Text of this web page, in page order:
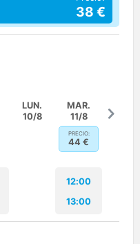
38 €
LUN.
10/8
MAR.
11/8
PRECIO:
44 €
12:00
13:00